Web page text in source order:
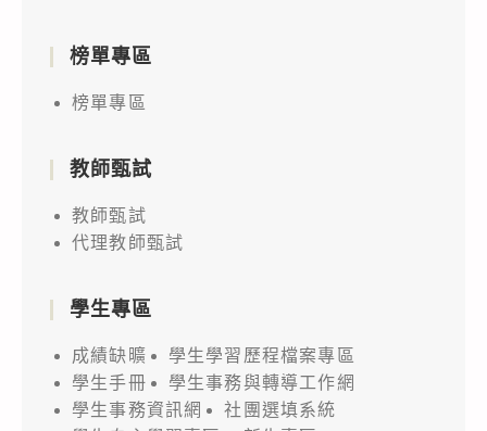
榜單專區
榜單專區
教師甄試
教師甄試
代理教師甄試
學生專區
成績缺曠
學生學習歷程檔案專區
學生手冊
學生事務與轉導工作網
學生事務資訊網
社團選填系統